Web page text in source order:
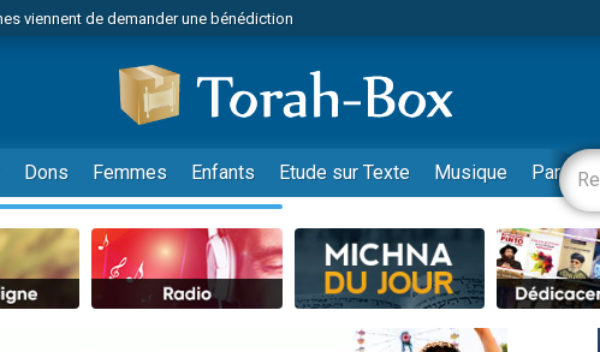
viennent de demander une bénédiction
49 places pour étudier en groupe sur Zoom
viennent de faire un don pour Diane, 80 ans, dans un appartement insalubre
donner son Maasser
viennent de nous rejoindre sur WhatsApp
viennent de nous rejoindre sur WhatsApp
viennent de faire un don pour 5 jours de vacances aux Orphelins
de donner son Maasser
Dons Femmes Enfants Etude sur Texte Musique Paracha